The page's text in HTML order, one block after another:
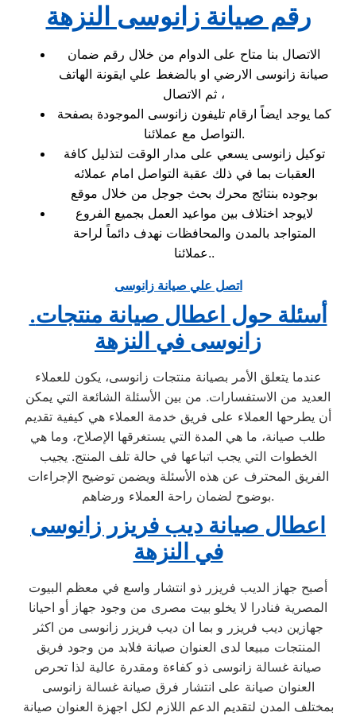
رقم صيانة زانوسى النزهة
الاتصال بنا متاح على الدوام من خلال رقم ضمان
صيانة زانوسى الارضي او بالضغط علي ايقونة الهاتف
ثم الاتصال ،
كما يوجد ايضاً ارقام تليفون زانوسى الموجودة بصفحة
التواصل مع عملائنا.
توكيل زانوسى يسعي على مدار الوقت لتذليل كافة
العقبات بما في ذلك عقبة التواصل امام عملائه
بوجوده بنتائج محرك بحث جوجل من خلال موقع
لايوجد اختلاف بين مواعيد العمل بجميع الفروع
المتواجد بالمدن والمحافظات نهدف دائماً لراحة
عملائنا..
اتصل علي صيانة زانوسى
.أسئلة حول اعطال صيانة منتجات
زانوسى في النزهة
عندما يتعلق الأمر بصيانة منتجات زانوسى، يكون للعملاء
العديد من الاستفسارات. من بين الأسئلة الشائعة التي يمكن
أن يطرحها العملاء على فريق خدمة العملاء هي كيفية تقديم
طلب صيانة، ما هي المدة التي يستغرقها الإصلاح، وما هي
الخطوات التي يجب اتباعها في حالة تلف المنتج. يجيب
الفريق المحترف عن هذه الأسئلة ويضمن توضيح الإجراءات
بوضوح لضمان راحة العملاء ورضاهم.
اعطال صيانة ديب فريزر زانوسى
في النزهة
أصبح جهاز الديب فريزر ذو انتشار واسع في معظم البيوت
المصرية فنادرا لا يخلو بيت مصرى من وجود جهاز أو احيانا
جهازين ديب فريزر و بما ان ديب فريزر زانوسى من اكثر
المنتجات مبيعا لدى العنوان صيانة فلابد من وجود فريق
صيانة غسالة زانوسى ذو كفاءة ومقدرة عالية لذا تحرص
العنوان صيانة على انتشار فرق صيانة غسالة زانوسى
بمختلف المدن لتقديم الدعم اللازم لكل اجهزة العنوان صيانة